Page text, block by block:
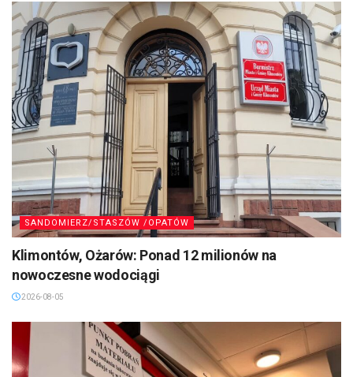
SANDOMIERZ/STASZÓW /OPATÓW
Klimontów, Ożarów: Ponad 12 milionów na
nowoczesne wodociągi
2026-08-05